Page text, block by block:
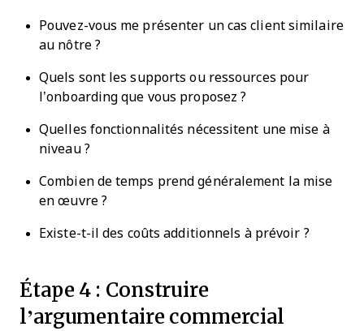
Pouvez-vous me présenter un cas client similaire
au nôtre ?
Quels sont les supports ou ressources pour
l’onboarding que vous proposez ?
Quelles fonctionnalités nécessitent une mise à
niveau ?
Combien de temps prend généralement la mise
en œuvre ?
Existe-t-il des coûts additionnels à prévoir ?
Étape 4 : Construire
l’argumentaire commercial